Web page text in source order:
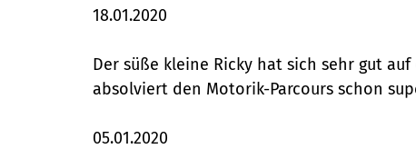
18.01.2020
Der süße kleine Ricky hat sich sehr gut
absolviert den Motorik-Parcours schon
05.01.2020